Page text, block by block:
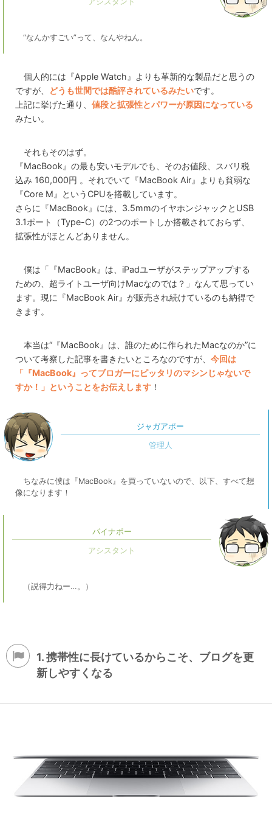
“なんかすごい”って、なんやねん。
個人的には『Apple Watch』よりも革新的な製品だと思うの
ですが、
どうも世間では酷評されているみたいです。
上記に挙げた通り、 値段と拡張性とパワーが原因になっている
みたい。
それもそのはず。
『MacBook』の最も安いモデルでも、そのお値段、スバリ税
込み 160,000円 。それでいて『MacBook Air』よりも貧弱な
『Core M』というCPUを搭載しています。
さらに『MacBook』には、3.5mmのイヤホンジャックとUSB
3.1ポート（Type-C）の2つのポートしか搭載されておらず、
拡張性がほとんどありません。
僕は「『MacBook』は、iPadユーザがステップアップする
ための、超ライトユーザ向けMacなのでは？」なんて思ってい
ます。現に『MacBook Air』が販売され続けているのも納得で
きます。
本当は“『MacBook』は、誰のために作られたMacなのか”に
ついて考察した記事を書きたいところなのですが、 今回は
「『MacBook』ってブロガーにピッタリのマシンじゃないで
すか！」ということをお伝えします ！
ジャガアポー
ちなみに僕は『MacBook』を買っていないので、以下、すべて想
像になります！
パイナポー
（説得力ねー…。）
1. 携帯性に長けているからこそ、ブログを更
新しやすくなる